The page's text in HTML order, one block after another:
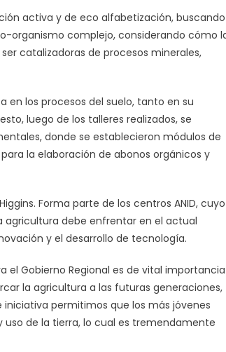
activa y de eco alfabetización, buscando
organismo complejo, considerando cómo
catalizadoras de procesos minerales,
en los procesos del suelo, tanto en su
luego de los talleres realizados, se
donde se establecieron módulos de
la elaboración de abonos orgánicos y
Forma parte de los centros ANID, cuyo
agricultura debe enfrentar en el actual
y el desarrollo de tecnología.
el Gobierno Regional es de vital importancia
la agricultura a las futuras generaciones,
permitimos que los más jóvenes
de la tierra, lo cual es tremendamente